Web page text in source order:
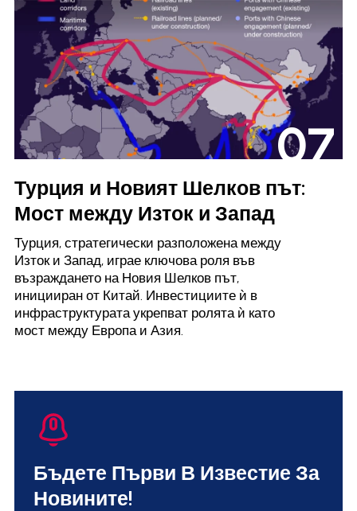
07
Турция и Новият Шелков път:
Мост между Изток и Запад
Турция, стратегически разположена между
Изток и Запад, играе ключова роля във
възраждането на Новия Шелков път,
иницииран от Китай. Инвестициите ѝ в
инфраструктурата укрепват ролята ѝ като
мост между Европа и Азия.
Бъдете Първи В Известие За
Новините!